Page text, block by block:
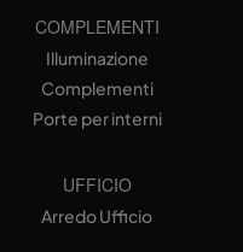
COMPLEMENTI
Illuminazione
Complementi
Porte per interni
UFFICIO
Arredo Ufficio